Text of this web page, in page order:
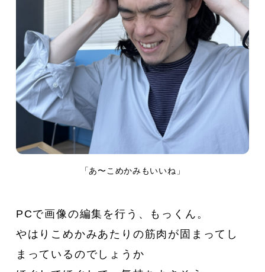
「あ〜こめかみもいいね」
PCで画像の編集を行う、もっくん。
やはりこめかみあたりの筋肉が固まってし
まっているのでしょうか